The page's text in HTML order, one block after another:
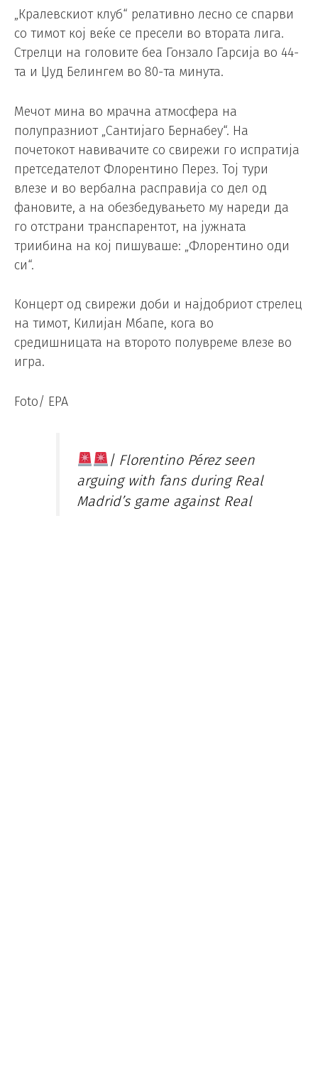
„Кралевскиот клуб“ релативно лесно се спарви
со тимот кој веќе се пресели во втората лига.
Стрелци на головите беа Гонзало Гарсија во 44-
та и Џуд Белингем во 80-та минута.
Мечот мина во мрачна атмосфера на
полупразниот „Сантијаго Бернабеу“. На
почетокот навивачите со свирежи го испратија
претседателот Флорентино Перез. Тој тури
влезе и во вербална расправија со дел од
фановите, а на обезбедувањето му нареди да
го отстрани транспарентот, на јужната
триибина на кој пишуваше: „Флорентино оди
си“.
Концерт од свирежи доби и најдобриот стрелец
на тимот, Килијан Мбапе, кога во
средишницата на второто полувреме влезе во
игра.
Foto/ EPA
| Florentino Pérez seen
arguing with fans during Real
Madrid’s game against Real